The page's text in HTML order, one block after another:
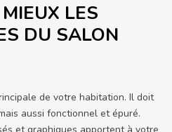
LES
DU SALON
de votre habitation. Il doit
aussi fonctionnel et épuré.